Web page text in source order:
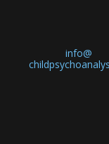
info@